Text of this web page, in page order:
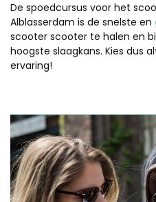
De spoedcursus voor het
Alblasserdam is de snelste en
scooter scooter te halen en
hoogste slaagkans. Kies dus
ervaring!